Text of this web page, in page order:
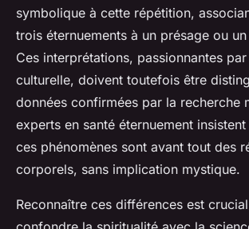
symbolique à cette répétition,
trois éternuements à un présage ou
Ces interprétations, passionnantes
culturelle, doivent toutefois être
données confirmées par la recherche
experts en santé éternuement
ces phénomènes sont avant tout des
corporels, sans implication mystique.
Reconnaître ces différences est